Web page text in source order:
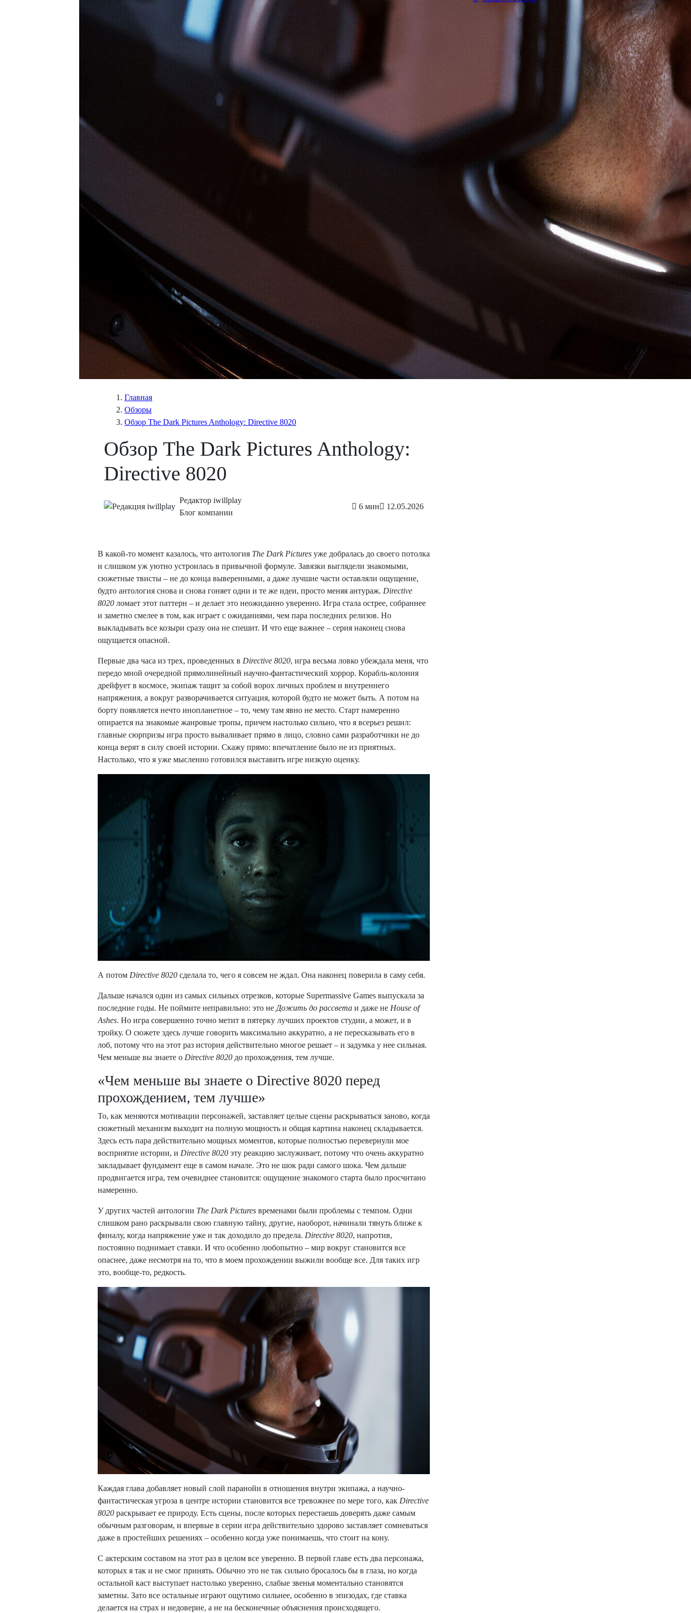
Главная
Обзоры
Обзор The Dark Pictures Anthology: Directive 8020
Обзор The Dark Pictures Anthology:
Directive 8020
Редактор iwillplay
Блог компании
6 мин 12.05.2026
В какой-то момент казалось, что антология The Dark Pictures уже добралась до своего потолка
и слишком уж уютно устроилась в привычной формуле. Завязки выглядели знакомыми,
сюжетные твисты – не до конца выверенными, а даже лучшие части оставляли ощущение,
будто антология снова и снова гоняет одни и те же идеи, просто меняя антураж. Directive
8020 ломает этот паттерн – и делает это неожиданно уверенно. Игра стала острее, собраннее
и заметно смелее в том, как играет с ожиданиями, чем пара последних релизов. Но
выкладывать все козыри сразу она не спешит. И что еще важнее – серия наконец снова
ощущается опасной.
Первые два часа из трех, проведенных в Directive 8020, игра весьма ловко убеждала меня, что
передо мной очередной прямолинейный научно-фантастический хоррор. Корабль-колония
дрейфует в космосе, экипаж тащит за собой ворох личных проблем и внутреннего
напряжения, а вокруг разворачивается ситуация, которой будто не может быть. А потом на
борту появляется нечто инопланетное – то, чему там явно не место. Старт намеренно
опирается на знакомые жанровые тропы, причем настолько сильно, что я всерьез решил:
главные сюрпризы игра просто вываливает прямо в лицо, словно сами разработчики не до
конца верят в силу своей истории. Скажу прямо: впечатление было не из приятных.
Настолько, что я уже мысленно готовился выставить игре низкую оценку.
А потом Directive 8020 сделала то, чего я совсем не ждал. Она наконец поверила в саму себя.
Дальше начался один из самых сильных отрезков, которые Supermassive Games выпускала за
последние годы. Не поймите неправильно: это не Дожить до рассвета и даже не House of
Ashes. Но игра совершенно точно метит в пятерку лучших проектов студии, а может, и в
тройку. О сюжете здесь лучше говорить максимально аккуратно, а не пересказывать его в
лоб, потому что на этот раз история действительно многое решает – и задумка у нее сильная.
Чем меньше вы знаете о Directive 8020 до прохождения, тем лучше.
«Чем меньше вы знаете о Directive 8020 перед
прохождением, тем лучше»
То, как меняются мотивации персонажей, заставляет целые сцены раскрываться заново, когда
сюжетный механизм выходит на полную мощность и общая картина наконец складывается.
Здесь есть пара действительно мощных моментов, которые полностью перевернули мое
восприятие истории, и Directive 8020 эту реакцию заслуживает, потому что очень аккуратно
закладывает фундамент еще в самом начале. Это не шок ради самого шока. Чем дальше
продвигается игра, тем очевиднее становится: ощущение знакомого старта было просчитано
намеренно.
У других частей антологии The Dark Pictures временами были проблемы с темпом. Одни
слишком рано раскрывали свою главную тайну, другие, наоборот, начинали тянуть ближе к
финалу, когда напряжение уже и так доходило до предела. Directive 8020, напротив,
постоянно поднимает ставки. И что особенно любопытно – мир вокруг становится все
опаснее, даже несмотря на то, что в моем прохождении выжили вообще все. Для таких игр
это, вообще-то, редкость.
Каждая глава добавляет новый слой паранойи в отношения внутри экипажа, а научно-
фантастическая угроза в центре истории становится все тревожнее по мере того, как Directive
8020 раскрывает ее природу. Есть сцены, после которых перестаешь доверять даже самым
обычным разговорам, и впервые в серии игра действительно здорово заставляет сомневаться
даже в простейших решениях – особенно когда уже понимаешь, что стоит на кону.
С актерским составом на этот раз в целом все уверенно. В первой главе есть два персонажа,
которых я так и не смог принять. Обычно это не так сильно бросалось бы в глаза, но когда
остальной каст выступает настолько уверенно, слабые звенья моментально становятся
заметны. Зато все остальные играют ощутимо сильнее, особенно в эпизодах, где ставка
делается на страх и недоверие, а не на бесконечные объяснения происходящего.